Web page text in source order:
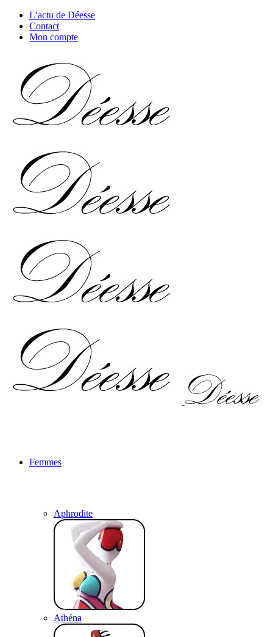
L’actu de Déesse
Contact
Mon compte
Femmes
Aphrodite
Athéna